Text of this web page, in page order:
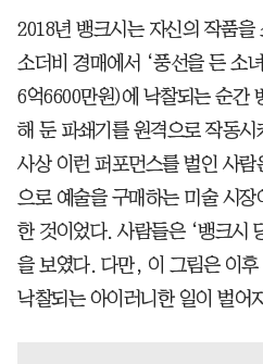
2018년 뱅크시는 자신의 작품을
소더비 경매에서 ‘풍선을 든 소
6억6600만원)에 낙찰되는 순간
해 둔 파쇄기를 원격으로 작동
사상 이런 퍼포먼스를 벌인 사
으로 예술을 구매하는 미술 시
한 것이었다. 사람들은 ‘뱅크시
을 보였다. 다만, 이 그림은 이후
낙찰되는 아이러니한 일이 벌어